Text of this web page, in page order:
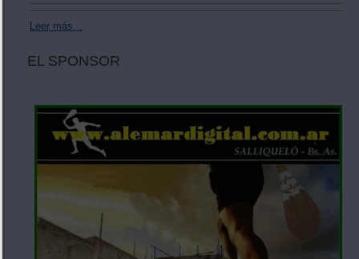
Leer más...
EL SPONSOR